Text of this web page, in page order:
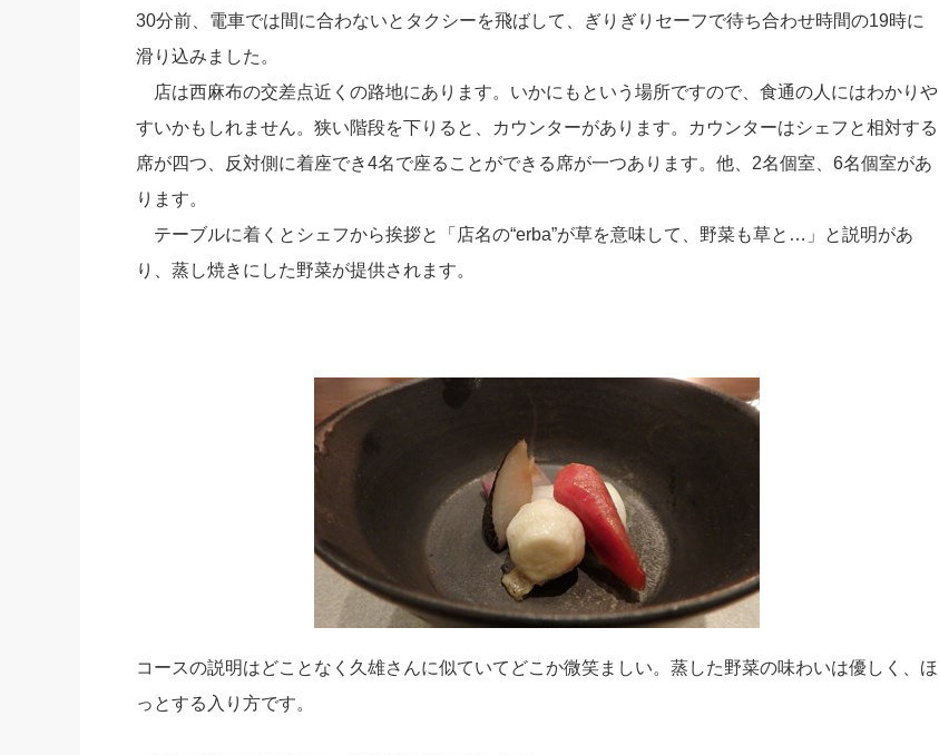
30分前、電車では間に合わないとタクシーを飛ばして、ぎりぎりセーフで待ち合わせ時間の19時に
滑り込みました。
店は西麻布の交差点近くの路地にあります。いかにもという場所ですので、食通の人にはわかりや
すいかもしれません。狭い階段を下りると、カウンターがあります。カウンターはシェフと相対する
席が四つ、反対側に着座でき4名で座ることができる席が一つあります。他、2名個室、6名個室があ
ります。
テーブルに着くとシェフから挨拶と「店名の“erba”が草を意味して、野菜も草と…」と説明があ
り、蒸し焼きにした野菜が提供されます。
コースの説明はどことなく久雄さんに似ていてどこか微笑ましい。蒸した野菜の味わいは優しく、ほ
っとする入り方です。